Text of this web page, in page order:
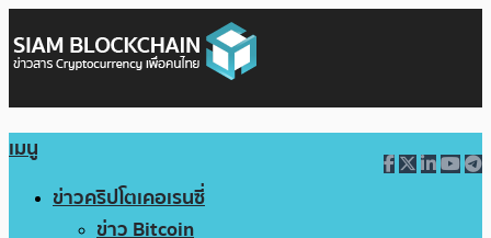
เมนู
ข่าวคริปโตเคอเรนซี่
ข่าว Bitcoin